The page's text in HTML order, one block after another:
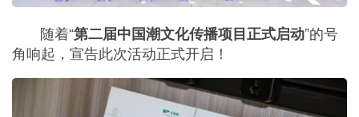
随着“第二届中国潮文化传播项目正式启动”的号
角响起，宣告此次活动正式开启！